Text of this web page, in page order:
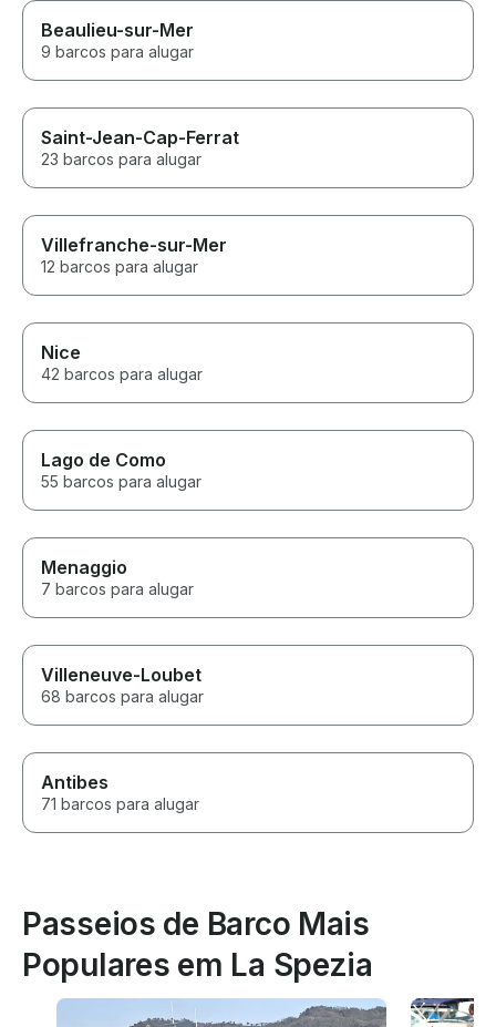
Beaulieu-sur-Mer
9 barcos para alugar
Saint-Jean-Cap-Ferrat
23 barcos para alugar
Villefranche-sur-Mer
12 barcos para alugar
Nice
42 barcos para alugar
Lago de Como
55 barcos para alugar
Menaggio
7 barcos para alugar
Villeneuve-Loubet
68 barcos para alugar
Antibes
71 barcos para alugar
Passeios de Barco Mais
Populares em La Spezia